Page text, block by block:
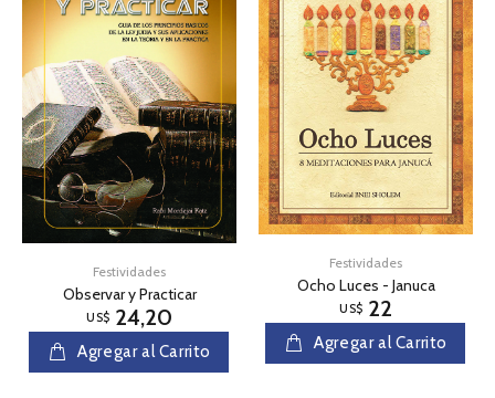
Festividades
Observar y Practicar
US$ 24,20
Agregar al Carrito
Festividades
Ocho Luces - Januca
US$ 22
Agregar al Carrito